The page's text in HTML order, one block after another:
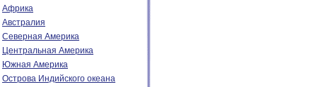
Африка
Австралия
Северная Америка
Центральная Америка
Южная Америка
Острова Индийского океана